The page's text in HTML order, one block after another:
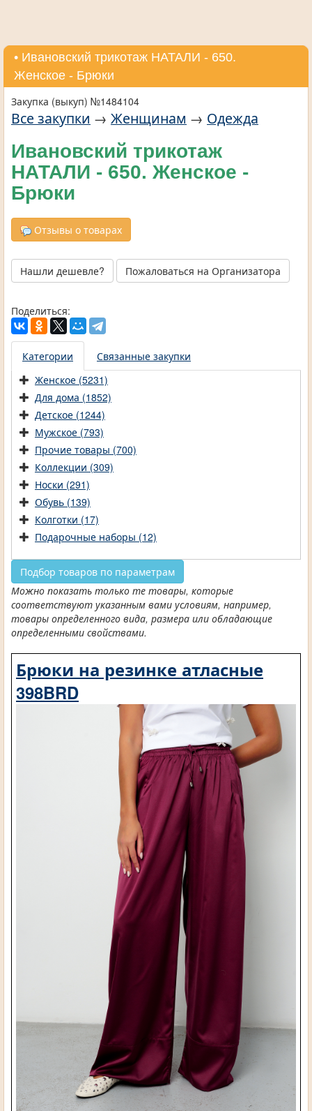
• Ивановский трикотаж НАТАЛИ - 650.
Женское - Брюки
Закупка (выкуп) №1484104
Все закупки → Женщинам → Одежда
Ивановский трикотаж
НАТАЛИ - 650. Женское -
Брюки
Отзывы о товарах
Нашли дешевле? Пожаловаться на Организатора
Поделиться:
Категории
Связанные закупки
Женское (5231)
Для дома (1852)
Детское (1244)
Мужское (793)
Прочие товары (700)
Коллекции (309)
Носки (291)
Обувь (139)
Колготки (17)
Подарочные наборы (12)
Подбор товаров по параметрам
Можно показать только те товары, которые
соответствуют указанным вами условиям, например,
товары определенного вида, размера или обладающие
определенными свойствами.
Брюки на резинке атласные
398BRD